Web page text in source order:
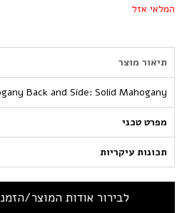
המלאי אזל
תיאור מוצר
Back and Side: Solid Mahogany
מפרט טכני
תכונות עיקריות
לבירור אודות המוצר/